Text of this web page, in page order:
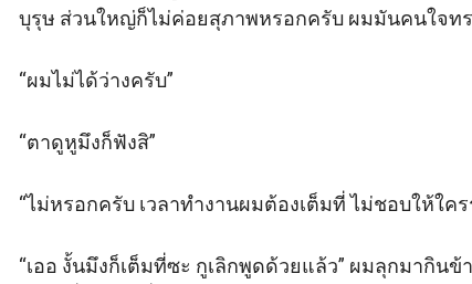
บุรุษ ส่วนใหญ่ก็ไม่ค่อยสุภาพหรอกครับ ผมมันคนใจท
“ผมไม่ได้ว่างครับ”
“ตาดูหูมึงก็ฟังสิ”
“ไม่หรอกครับ เวลาทำงานผมต้องเต็มที่ ไม่ชอบให้ใค
“เออ งั้นมึงก็เต็มที่ซะ กูเลิกพูดด้วยแล้ว” ผมลุกมากิน